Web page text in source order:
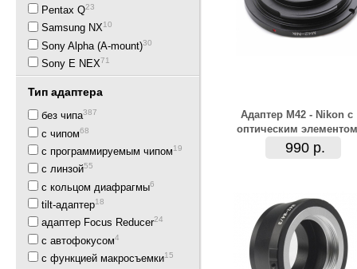
Pentax Q23
Samsung NX10
Sony Alpha (A-mount)30
Sony E NEX71
Тип адаптера
без чипа387
с чипом68
с программируемым чипом19
с линзой55
с кольцом диафрагмы6
tilt-адаптер18
адаптер Focus Reducer24
с автофокусом4
с функцией макросъемки15
Адаптер M42 - Nikon с
оптическим элементом
990 р.